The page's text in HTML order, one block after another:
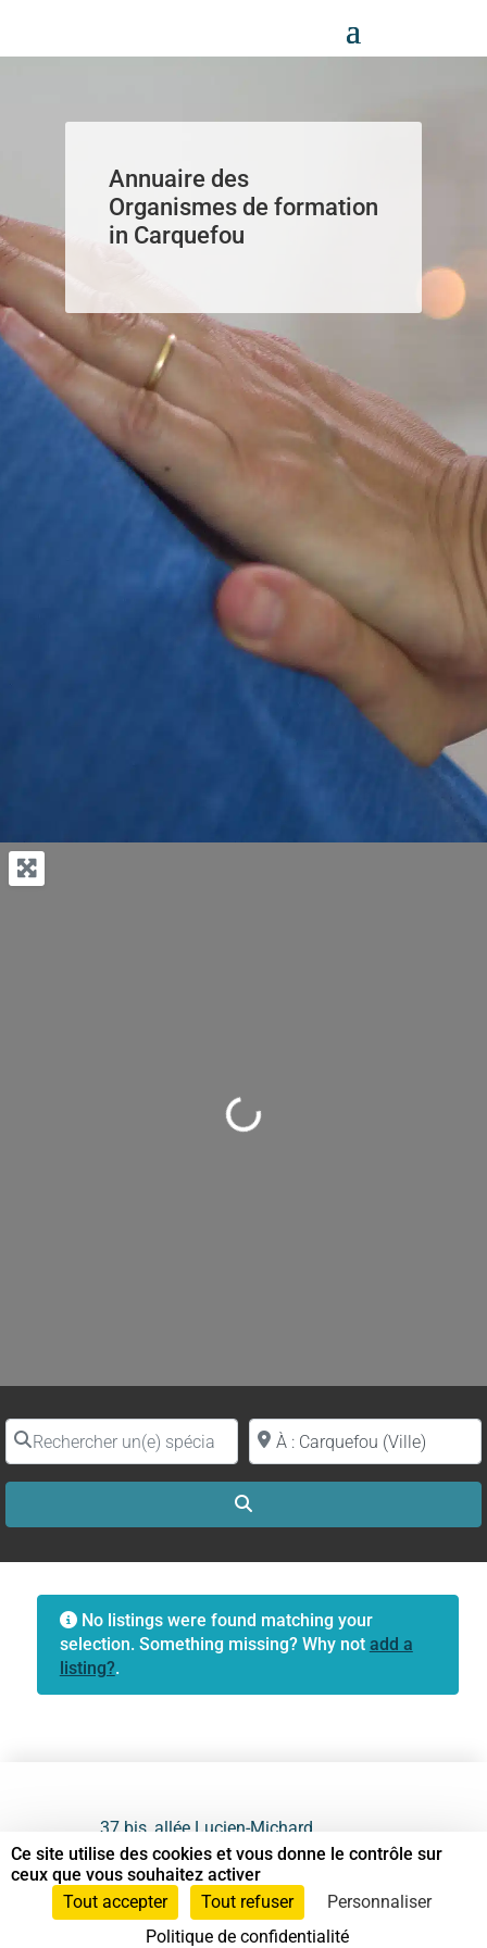
Annuaire des
Organismes de formation
in Carquefou
Loading...
Rechercher un(e) spécialiste par nomProche de (ville ou région)
No listings were found matching your
selection. Something missing? Why not add a
listing?.
37 bis, allée Lucien-Michard
93190 Livry-Gargan
06 61 87 28 09
Ce site utilise des cookies et vous donne le contrôle sur
ceux que vous souhaitez activer
Tout accepter
Tout refuser
Personnaliser
Politique de confidentialité